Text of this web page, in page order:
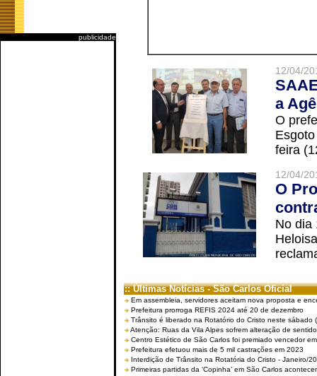
publicidade
12/04/
a
O
feira
12/04/
O
No dia
:: Últimas Notícias - São Carlos Oficial
Em assembleia, servidores aceitam nova proposta e
Prefeitura prorroga REFIS 2024 até 20 de dezembro
Trânsito é liberado na Rotatório do Cristo neste sábado
Atenção: Ruas da Vila Alpes sofrem alteração de
Centro Estético de São Carlos foi premiado vencedor
Prefeitura efetuou mais de 5 mil castrações em 2023
Interdição de Trânsito na Rotatória do Cristo - Janeiro/
Primeiras partidas da ‘Copinha’ em São Carlos